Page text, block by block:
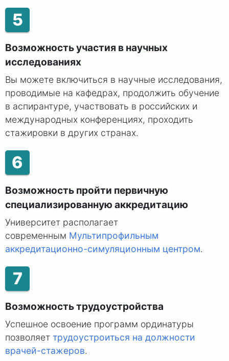
5
Возможность участия в научных
исследованиях
Вы можете включиться в научные исследования,
проводимые на кафедрах, продолжить обучение
в аспирантуре, участвовать в российских и
международных конференциях, проходить
стажировки в других странах.
6
Возможность пройти первичную
специализированную аккредитацию
Университет располагает
современным Мультипрофильным
аккредитационно-симуляционным центром.
7
Возможность трудоустройства
Успешное освоение программ ординатуры
позволяет трудоустроиться на должности
врачей-стажеров.